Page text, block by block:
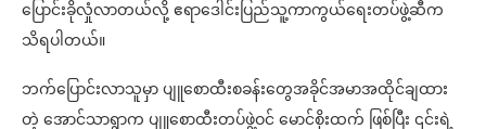
ပြောင်းခိုလှုံလာတယ်လို့ ဧရာဒေါင်းပြည်သူ့ကာကွယ်ရေးတပ်ဖွဲ့ဆီက
သိရပါတယ်။
ဘက်ပြောင်းလာသူမှာ ပျူစောထီးစခန်းတွေအခိုင်အမာအထိုင်ချထား
တဲ့ အောင်သာရွာက ပျူစောထီးတပ်ဖွဲ့ဝင် မောင်စိုးထက် ဖြစ်ပြီး ၎င်းရဲ့